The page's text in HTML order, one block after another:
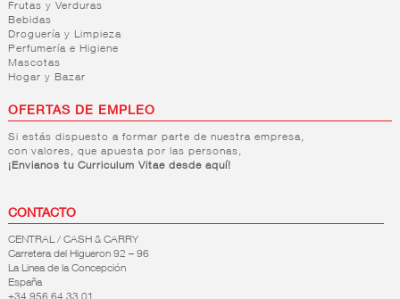
Frutas y Verduras
Bebidas
Droguería y Limpieza
Perfumería e Higiene
Mascotas
Hogar y Bazar
OFERTAS DE EMPLEO
Si estás dispuesto a formar parte de nuestra empresa,
con valores, que apuesta por las personas,
¡Envianos tu Curriculum Vitae desde aquí!
CONTACTO
CENTRAL / CASH & CARRY
Carretera del Higueron 92 – 96
La Linea de la Concepción
España